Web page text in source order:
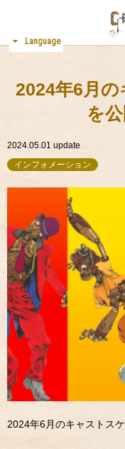
Language
2024年6月
を
2024.05.01 update
インフォメーション
2024年6月のキャストス